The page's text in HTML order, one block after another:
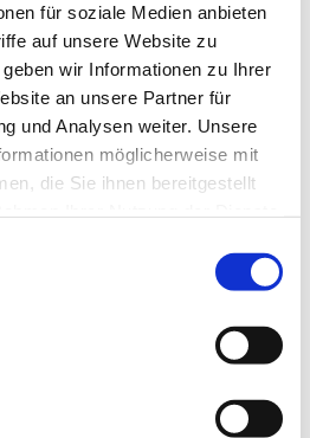
für soziale Medien anbieten
auf unsere Website zu
wir Informationen zu Ihrer
an unsere Partner für
und Analysen weiter. Unsere
möglicherweise mit
die Sie ihnen bereitgestellt